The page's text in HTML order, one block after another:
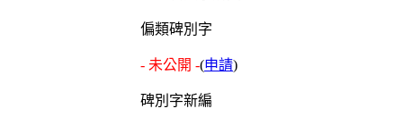
偏類碑別字
- 未公開 -(申請)
碑別字新編